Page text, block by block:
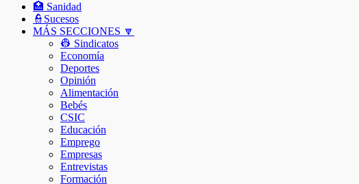
🏥 Sanidad
👮Sucesos
MÁS SECCIONES 🔽
👷 Sindicatos
Economía
Deportes
Opinión
Alimentación
Bebés
CSIC
Educación
Emprego
Empresas
Entrevistas
Formación